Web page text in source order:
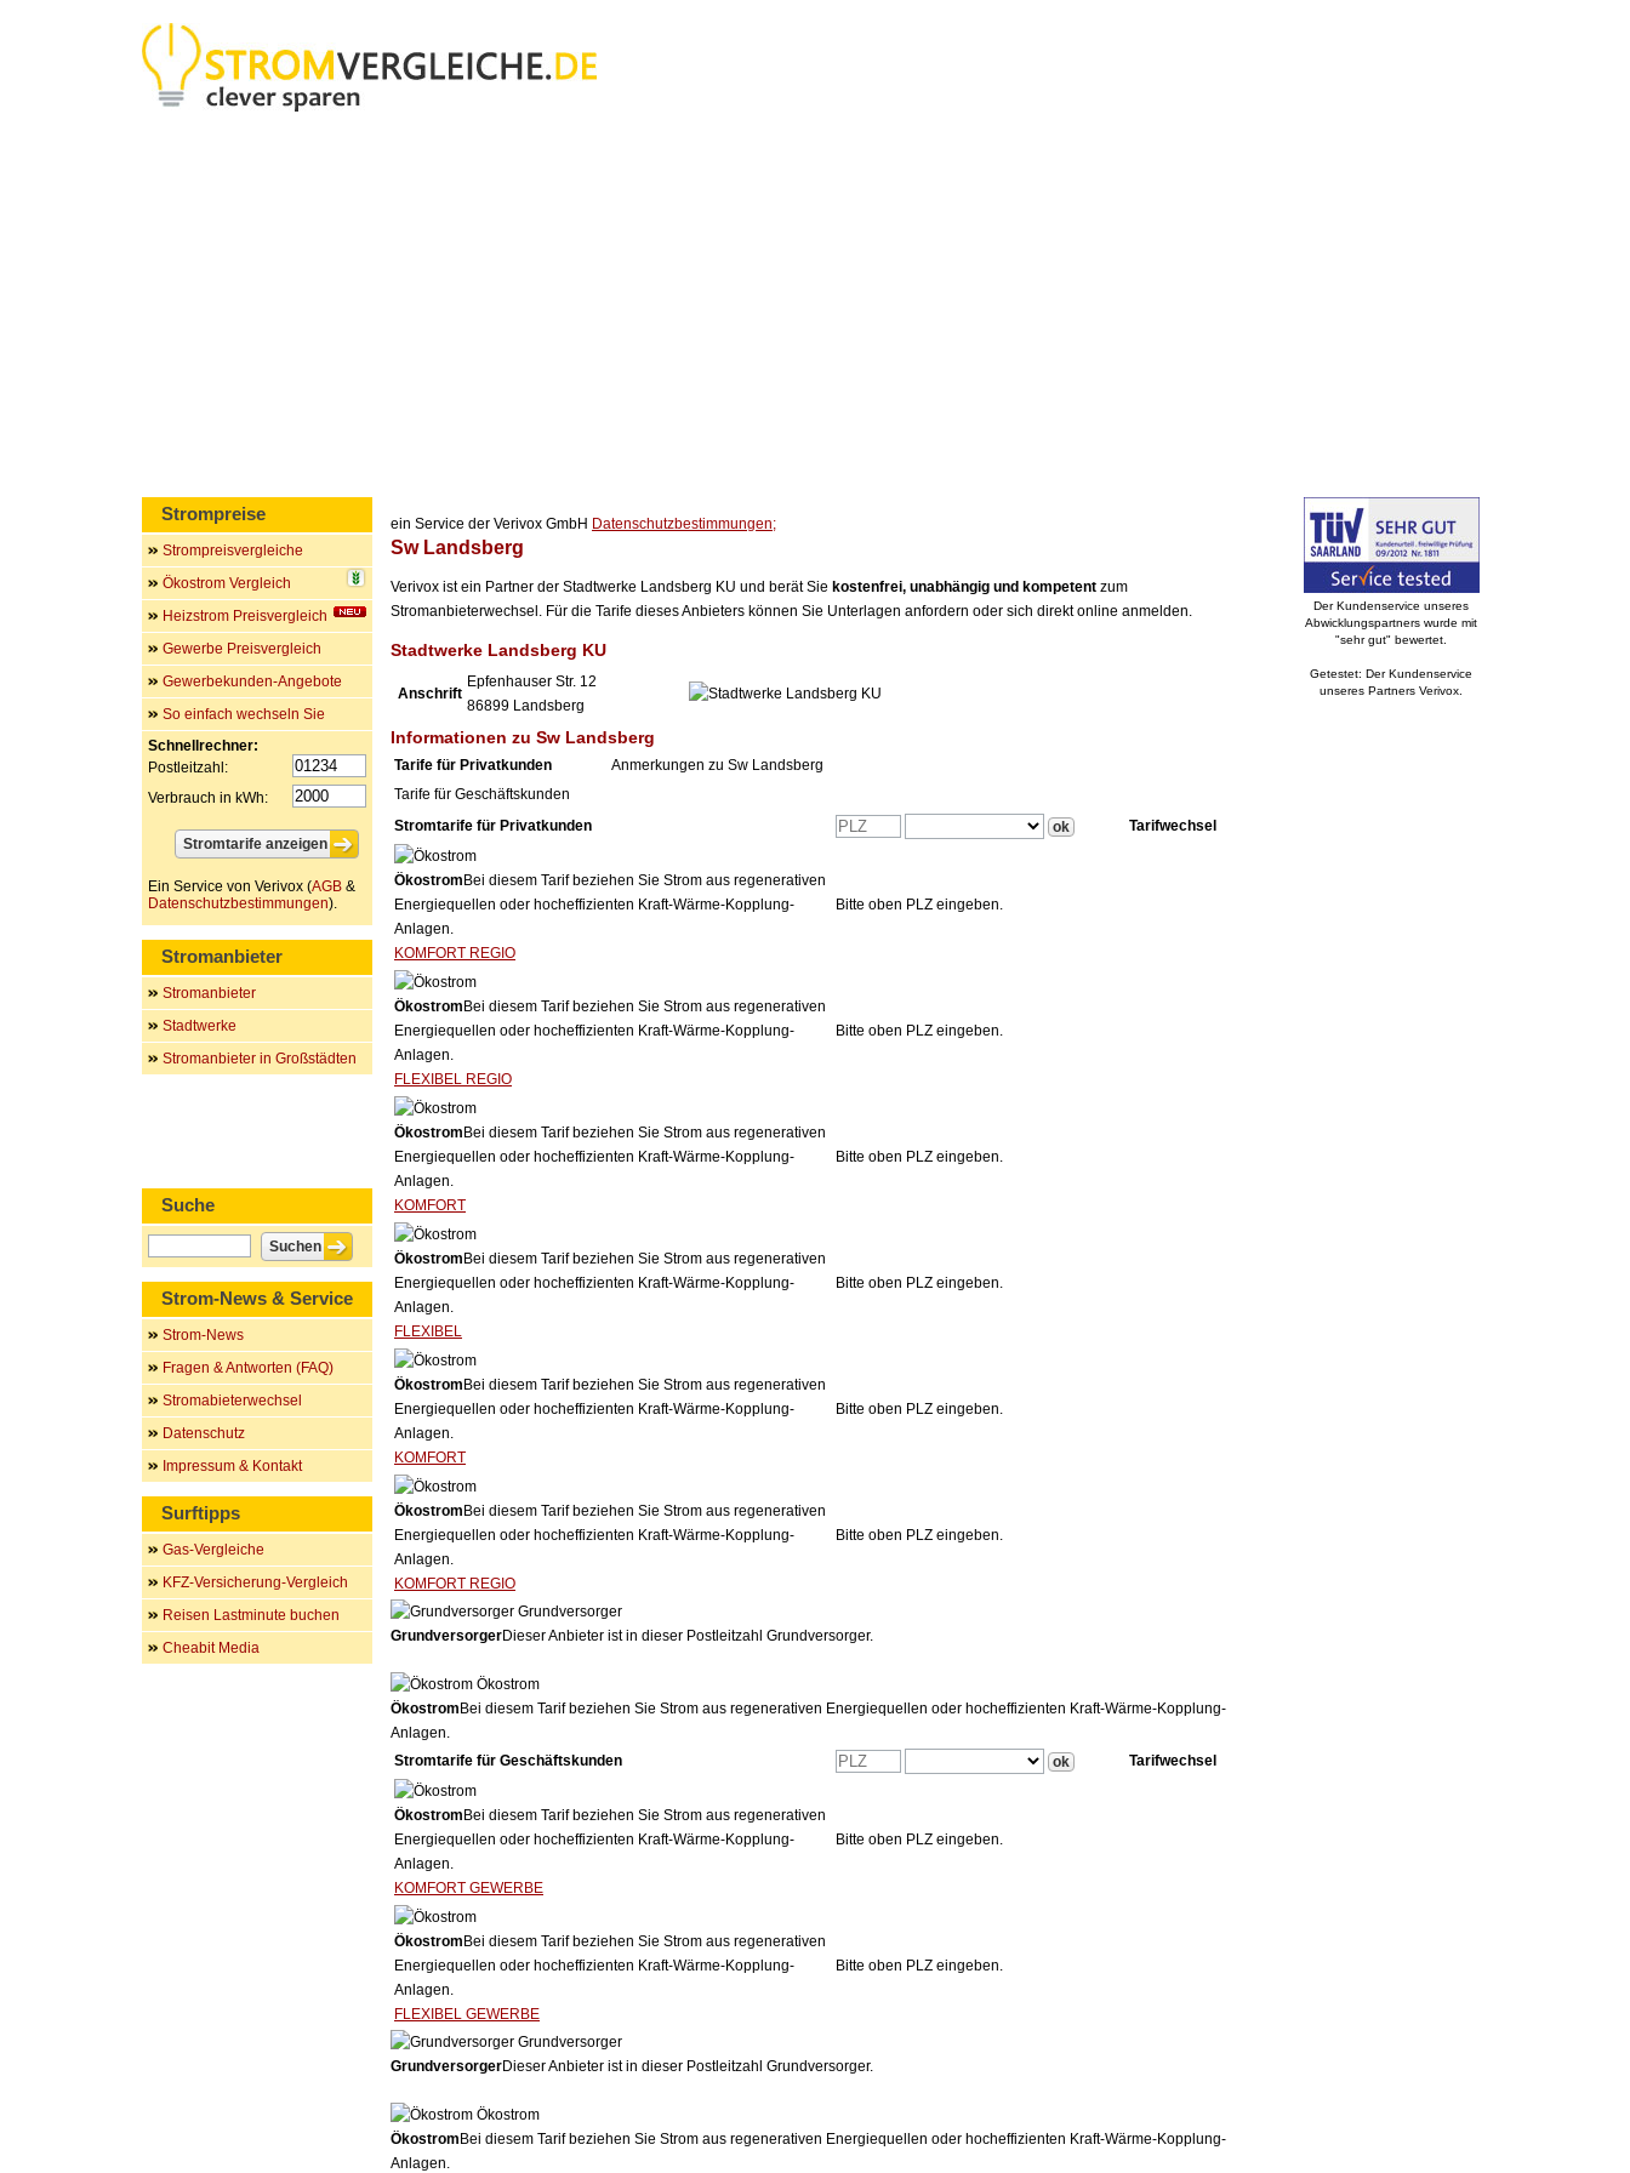
ein Service der Verivox GmbH Datenschutzbestimmungen;
Sw Landsberg
Verivox ist ein Partner der Stadtwerke Landsberg KU und berät Sie kostenfrei, unabhängig und kompetent zum
Stromanbieterwechsel. Für die Tarife dieses Anbieters können Sie Unterlagen anfordern oder sich direkt online anmelden.
Stadtwerke Landsberg KU
Anschrift
Epfenhauser Str. 12
86899 Landsberg
Informationen zu Sw Landsberg
Tarife für Privatkunden
Anmerkungen zu Sw Landsberg
Tarife für Geschäftskunden
Stromtarife für Privatkunden
Tarifwechsel
Ökostrom Bei diesem Tarif beziehen Sie Strom aus regenerativen
Energiequellen oder hocheffizienten Kraft-Wärme-Kopplung-
Anlagen.
KOMFORT REGIO
Bitte oben PLZ eingeben.
Ökostrom Bei diesem Tarif beziehen Sie Strom aus regenerativen
Energiequellen oder hocheffizienten Kraft-Wärme-Kopplung-
Anlagen.
FLEXIBEL REGIO
Bitte oben PLZ eingeben.
Ökostrom Bei diesem Tarif beziehen Sie Strom aus regenerativen
Energiequellen oder hocheffizienten Kraft-Wärme-Kopplung-
Anlagen.
KOMFORT
Bitte oben PLZ eingeben.
Ökostrom Bei diesem Tarif beziehen Sie Strom aus regenerativen
Energiequellen oder hocheffizienten Kraft-Wärme-Kopplung-
Anlagen.
FLEXIBEL
Bitte oben PLZ eingeben.
Ökostrom Bei diesem Tarif beziehen Sie Strom aus regenerativen
Energiequellen oder hocheffizienten Kraft-Wärme-Kopplung-
Anlagen.
KOMFORT
Bitte oben PLZ eingeben.
Ökostrom Bei diesem Tarif beziehen Sie Strom aus regenerativen
Energiequellen oder hocheffizienten Kraft-Wärme-Kopplung-
Anlagen.
KOMFORT REGIO
Bitte oben PLZ eingeben.
Grundversorger
GrundversorgerDieser Anbieter ist in dieser Postleitzahl Grundversorger.
Ökostrom
Ökostrom Bei diesem Tarif beziehen Sie Strom aus regenerativen Energiequellen oder hocheffizienten Kraft-Wärme-Kopplung-
Anlagen.
Stromtarife für Geschäftskunden
Tarifwechsel
Ökostrom Bei diesem Tarif beziehen Sie Strom aus regenerativen
Energiequellen oder hocheffizienten Kraft-Wärme-Kopplung-
Anlagen.
KOMFORT GEWERBE
Bitte oben PLZ eingeben.
Ökostrom Bei diesem Tarif beziehen Sie Strom aus regenerativen
Energiequellen oder hocheffizienten Kraft-Wärme-Kopplung-
Anlagen.
FLEXIBEL GEWERBE
Bitte oben PLZ eingeben.
Grundversorger
GrundversorgerDieser Anbieter ist in dieser Postleitzahl Grundversorger.
Ökostrom
Ökostrom Bei diesem Tarif beziehen Sie Strom aus regenerativen Energiequellen oder hocheffizienten Kraft-Wärme-Kopplung-
Anlagen.
Strompreise
Strompreisvergleiche
Ökostrom Vergleich
Heizstrom Preisvergleich
Gewerbe Preisvergleich
Gewerbekunden-Angebote
So einfach wechseln Sie
Schnellrechner:
Postleitzahl:
Verbrauch in kWh:
Ein Service von Verivox (AGB &
Datenschutzbestimmungen).
Stromanbieter
Stromanbieter
Stadtwerke
Stromanbieter in Großstädten
Suche
Strom-News & Service
Strom-News
Fragen & Antworten (FAQ)
Stromabieterwechsel
Datenschutz
Impressum & Kontakt
Surftipps
Gas-Vergleiche
KFZ-Versicherung-Vergleich
Reisen Lastminute buchen
Cheabit Media
Der Kundenservice unseres
Abwicklungspartners wurde mit
"sehr gut" bewertet.
Getestet: Der Kundenservice
unseres Partners Verivox.